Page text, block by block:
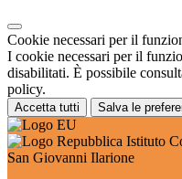
Cookie necessari per il
I cookie necessari per il
disabilitati. È possibile
policy.
Accetta tutti Salva le
Istituto
San Giovanni Ilarione